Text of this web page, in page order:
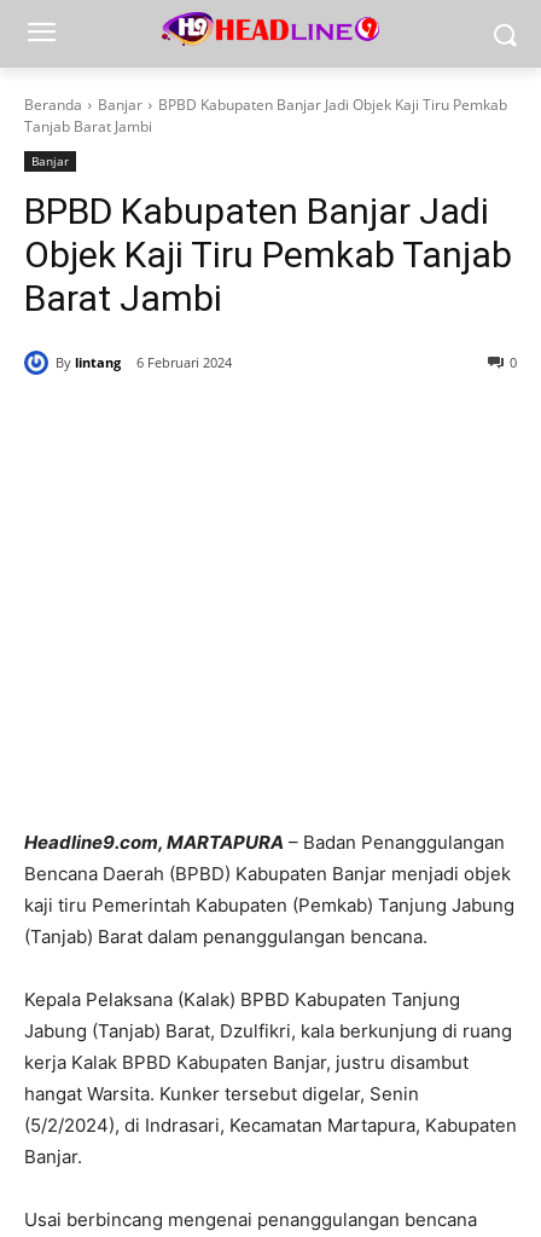
Beranda Banjar
BPBD Kabupaten Banjar Jadi Objek Kaji Tiru Pemkab
Tanjab Barat Jambi
Banjar
BPBD Kabupaten Banjar Jadi
Objek Kaji Tiru Pemkab Tanjab
Barat Jambi
By lintang 6 Februari 2024 0
Headline9.com, MARTAPURA – Badan Penanggulangan
Bencana Daerah (BPBD) Kabupaten Banjar menjadi objek
kaji tiru Pemerintah Kabupaten (Pemkab) Tanjung Jabung
(Tanjab) Barat dalam penanggulangan bencana.
Kepala Pelaksana (Kalak) BPBD Kabupaten Tanjung
Jabung (Tanjab) Barat, Dzulfikri, kala berkunjung di ruang
kerja Kalak BPBD Kabupaten Banjar, justru disambut
hangat Warsita. Kunker tersebut digelar, Senin
(5/2/2024), di Indrasari, Kecamatan Martapura, Kabupaten
Banjar.
Usai berbincang mengenai penanggulangan bencana